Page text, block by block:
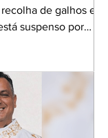
de galhos e
suspenso por
área utilizada para o
de material.
divulgado pela
a população